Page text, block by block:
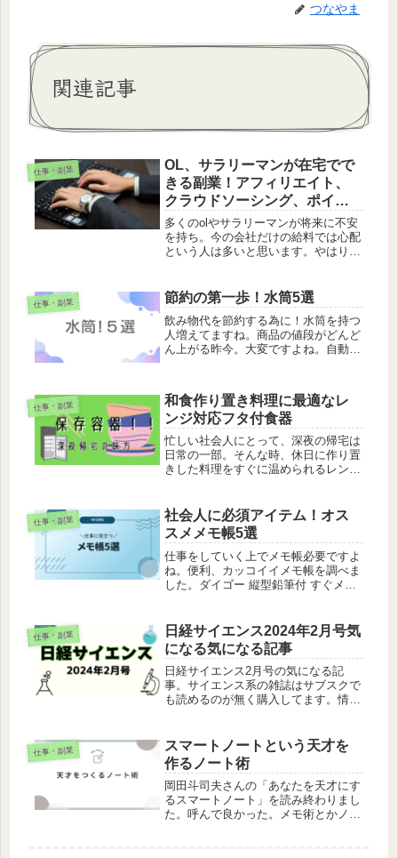
つなやま
関連記事
仕事・副業
OL、サラリーマンが在宅でで
きる副業！アフィリエイト、
クラウドソーシング、ポイン
ト活動
多くのolやサラリーマンが将来に不安
を持ち。今の会社だけの給料では心配
という人は多いと思います。やはり、
も、自宅でできる副業をオススメしま
す。
仕事・副業 節約の第一歩！水筒5選
飲み物代を節約する為に！水筒を持つ
人増えてますね。商品の値段がどんど
ん上がる昨今。大変ですよね。自動販
筒を持ち節約にチャレンジしません
か。1日の内1回を水筒に変えるだけで
も...
仕事・副業
和食作り置き料理に最適なレ
ンジ対応フタ付食器
忙しい社会人にとって、深夜の帰宅は
日常の一部。そんな時、休日に作り置
きした料理をすぐに温められるレンジ
がわかない。そんな方にはフタ付の食
器はどうですか。特に、陶器の食器で
も...
仕事・副業
社会人に必須アイテム！オス
スメメモ帳5選
仕事をしていく上でメモ帳必要ですよ
ね。便利、カッコイイメモ帳を調べま
した。ダイゴー 縦型鉛筆付 すぐメモ
tio...
仕事・副業
日経サイエンス2024年2月号気
になる気になる記事
日経サイエンス2月号の気になる記
事。サイエンス系の雑誌はサブスクで
も読めるのが無く購入してます。情報
かったです。気になった記事は2つ。
縄文犬とニホンオオカミアズキ、日本
から...
仕事・副業
スマートノートという天才を
作るノート術
岡田斗司夫さんの「あなたを天才にす
るスマートノート」を読み終わりまし
た。呼んで良かった。メモ術とかノー